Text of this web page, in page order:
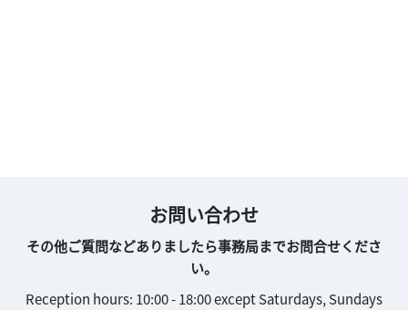
お問い合わせ
その他ご質問などありましたら事務局までお問合せくださ
い。
Reception hours: 10:00 - 18:00 except Saturdays, Sundays